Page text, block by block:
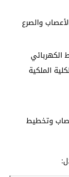
والصرع
الكهربائي
الملكية
وتخطيط